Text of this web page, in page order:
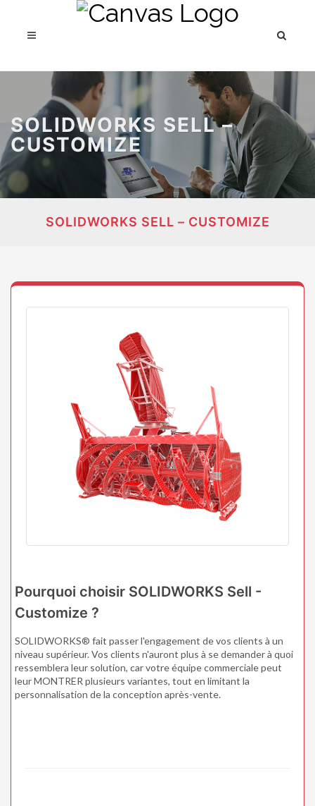
SOLIDWORKS SELL – CUSTOMIZE
Pourquoi choisir SOLIDWORKS Sell -
Customize ?
SOLIDWORKS® fait passer l'engagement de vos clients à un
niveau supérieur. Vos clients n'auront plus à se demander à quoi
ressemblera leur solution, car votre équipe commerciale peut
leur MONTRER plusieurs variantes, tout en limitant la
personnalisation de la conception après-vente.